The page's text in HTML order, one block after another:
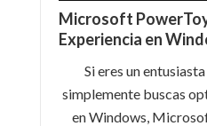
Microsoft
Experiencia en
Si eres un
simplemente buscas
en Windows,